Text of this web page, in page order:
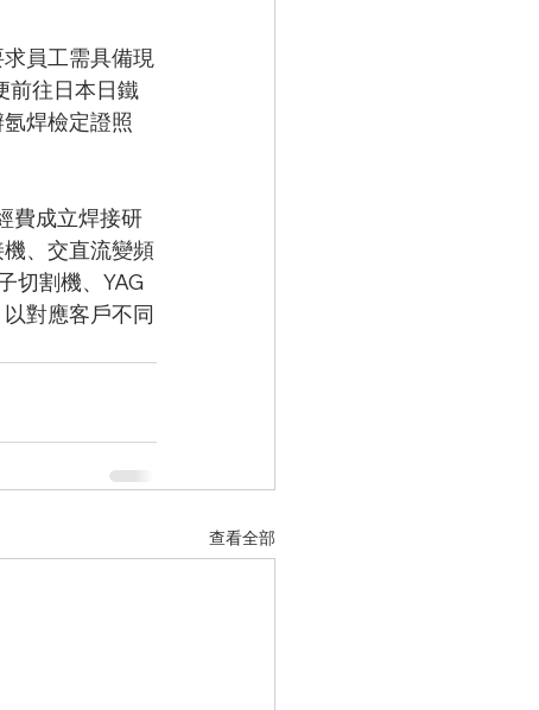
員工需具備現
前往日本日鐵
焊檢定證照
費成立焊接研
、交直流變頻
切割機、YAG
對應客戶不同
查看全部